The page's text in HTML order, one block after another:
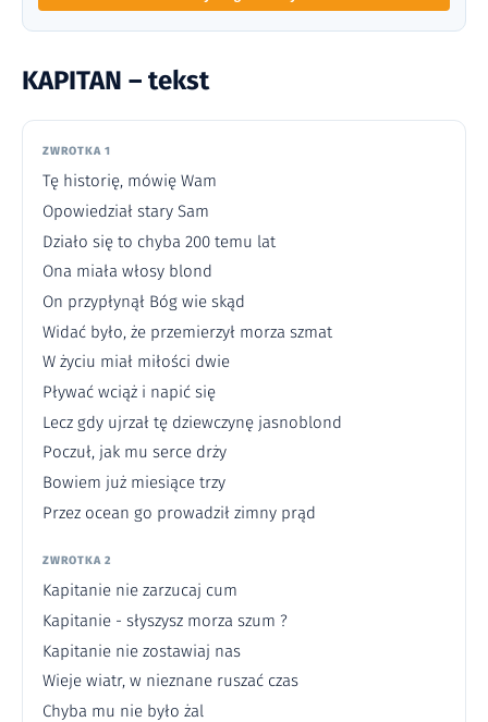
KAPITAN – tekst
ZWROTKA 1
Tę historię, mówię Wam
Opowiedział stary Sam
Działo się to chyba 200 temu lat
Ona miała włosy blond
On przypłynął Bóg wie skąd
Widać było, że przemierzył morza szmat
W życiu miał miłości dwie
Pływać wciąż i napić się
Lecz gdy ujrzał tę dziewczynę jasnoblond
Poczuł, jak mu serce drży
Bowiem już miesiące trzy
Przez ocean go prowadził zimny prąd
ZWROTKA 2
Kapitanie nie zarzucaj cum
Kapitanie - słyszysz morza szum ?
Kapitanie nie zostawiaj nas
Wieje wiatr, w nieznane ruszać czas
Chyba mu nie było żal